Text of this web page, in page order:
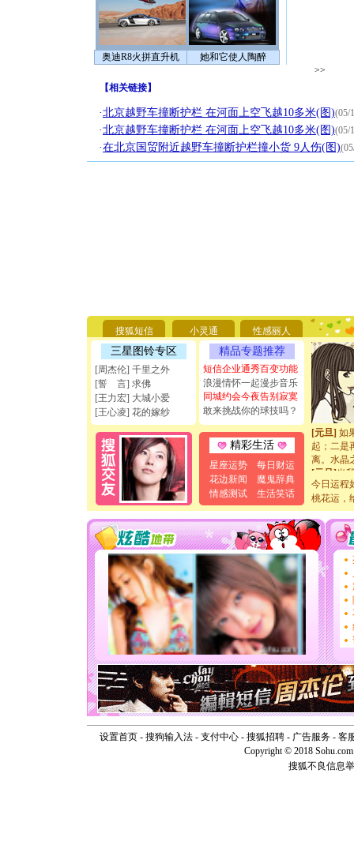
奥迪R8火拼直升机 她和它使人陶醉
>>
【相关链接】
·北京越野车撞断护栏 在河面上空飞越10多米(图)(05/
·北京越野车撞断护栏 在河面上空飞越10多米(图)(05/
·在北京国贸附近越野车撞断护栏撞小货 9人伤(图)
搜狐短信 小灵通 性感丽人
三星图铃专区
[周杰伦] 千里之外
[誓 言] 求佛
[王力宏] 大城小爱
[王心凌] 花的嫁纱
精品专题推荐
短信企业通秀百变功能
浪漫情怀一起漫步音乐
同城约会今夜告别寂寞
敢来挑战你的球技吗？
精彩生活
星座运势
每日财运
花边新闻
魔鬼辞典
情感测试
生活笑话
[圣诞节]
能正大
天都要快
[圣诞节]
如意,快
[元旦]看
断电。爱
你是我专
[元旦] 如
起；二是
离。水晶
[元旦] 当
泣，这痛
卖了。水
颜！冬去
道一声
[春节]传
片叶子
送你一
[圣诞节]
你太多
要平安
[圣诞节]
能正大
天都要快
[圣诞节]
如意,快
[元旦]看
断电。爱
你是我专
[元旦] 如
起；二是
离。水晶
今日运程
桃花运，
设置首页- 搜狗输入法- 支付中心- 搜狐招聘- 广告服务- 客
Copyright © 2018
搜狐不良信息